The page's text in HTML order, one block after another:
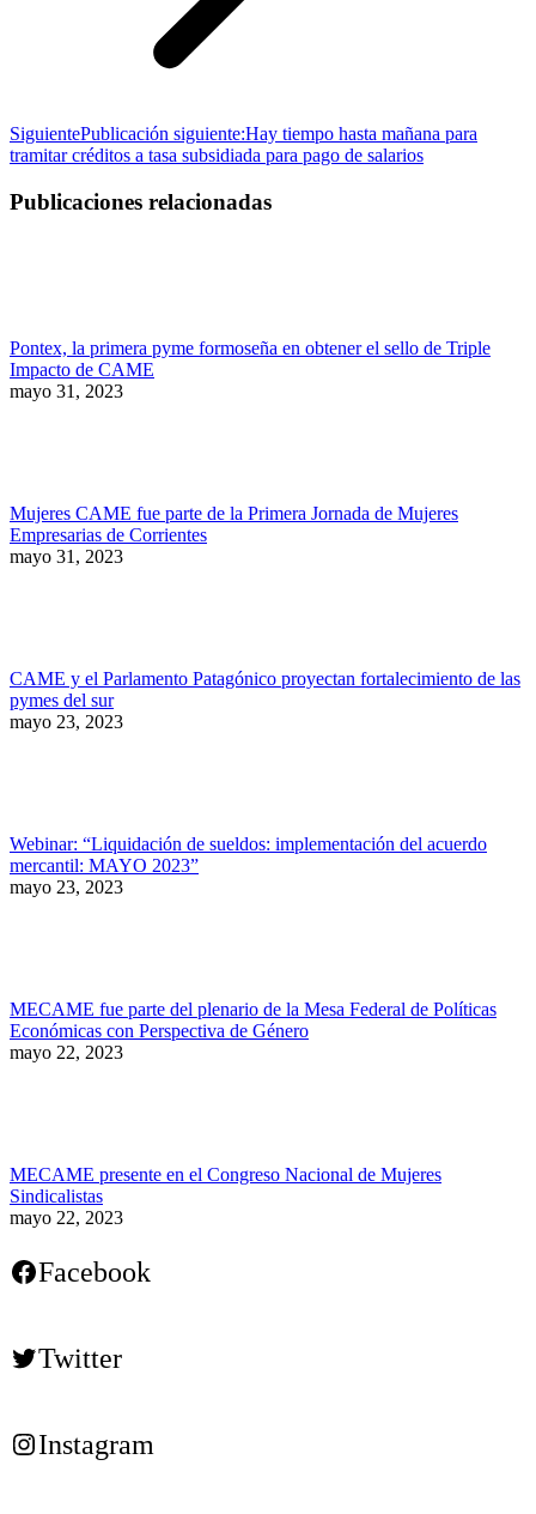
SiguientePublicación siguiente:Hay tiempo hasta mañana para
tramitar créditos a tasa subsidiada para pago de salarios
Publicaciones relacionadas
Pontex, la primera pyme formoseña en obtener el sello de Triple
Impacto de CAME
mayo 31, 2023
Mujeres CAME fue parte de la Primera Jornada de Mujeres
Empresarias de Corrientes
mayo 31, 2023
CAME y el Parlamento Patagónico proyectan fortalecimiento de las
pymes del sur
mayo 23, 2023
Webinar: “Liquidación de sueldos: implementación del acuerdo
mercantil: MAYO 2023”
mayo 23, 2023
MECAME fue parte del plenario de la Mesa Federal de Políticas
Económicas con Perspectiva de Género
mayo 22, 2023
MECAME presente en el Congreso Nacional de Mujeres
Sindicalistas
mayo 22, 2023
Facebook
Twitter
Instagram